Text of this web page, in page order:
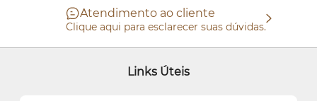
Atendimento ao cliente
Clique aqui para esclarecer suas dúvidas.
Links Úteis